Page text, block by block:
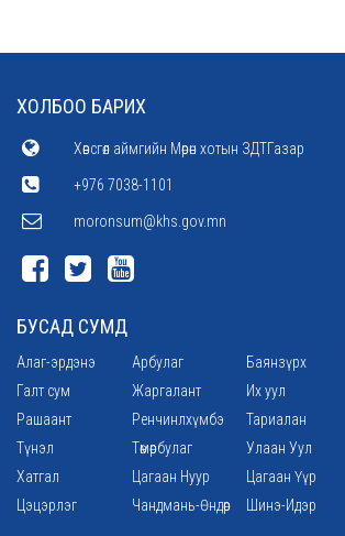
ХОЛБОО БАРИХ
Хөвсгөл аймгийн Мөрөн хотын ЗДТГазар
+976 7038-1101
moronsum@khs.gov.mn
БУСАД СУМД
Алаг-эрдэнэ Арбулаг Баянзүрх
Галт сум
Жаргалант Их уул
Рашаант
Ренчинлхүмбэ Тариалан
Түнэл
Төмөрбулаг Улаан Уул
Хатгал
Цагаан Нуур Цагаан Үүр
Цэцэрлэг
Чандмань-Өндөр Шинэ-Идэр